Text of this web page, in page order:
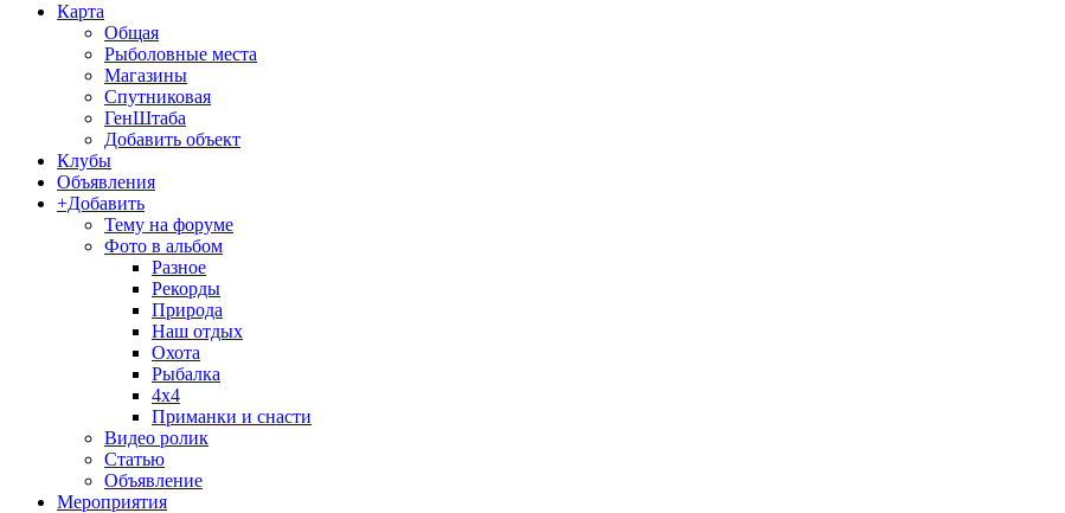
Карта
Общая
Рыболовные места
Магазины
Спутниковая
ГенШтаба
Добавить объект
Клубы
Объявления
+Добавить
Тему на форуме
Фото в альбом
Разное
Рекорды
Природа
Наш отдых
Охота
Рыбалка
4х4
Приманки и снасти
Видео ролик
Статью
Объявление
Мероприятия